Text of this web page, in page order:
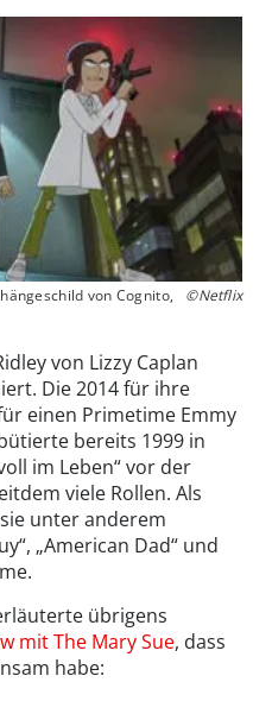
von Cognito,
©Netflix
von Lizzy Caplan
Die 2014 für ihre
einen Primetime Emmy
bereits 1999 in
im Leben“ vor der
viele Rollen. Als
unter anderem
„American Dad“ und
übrigens
mit The Mary Sue, dass
habe: